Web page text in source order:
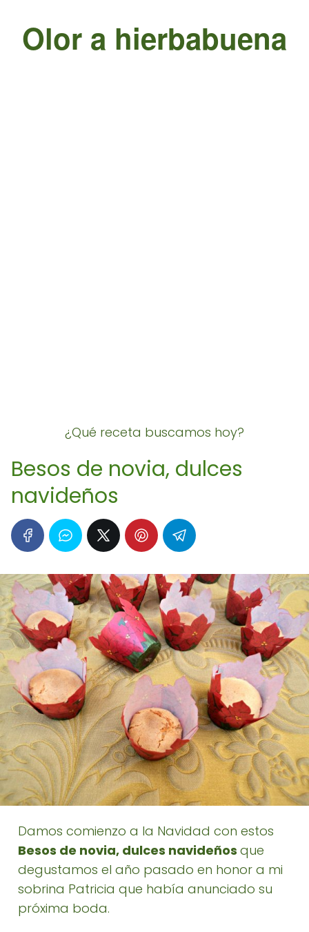
Olor a hierbabuena
¿Qué receta buscamos hoy?
Besos de novia, dulces
navideños
Damos comienzo a la Navidad con estos
Besos de novia, dulces navideños que
degustamos el año pasado en honor a mi
sobrina Patricia que había anunciado su
próxima boda.